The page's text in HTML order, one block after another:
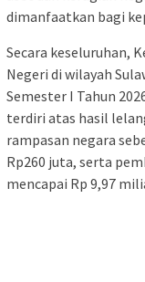
dimanfaatkan bagi
Secara keseluruhan,
Negeri di wilayah
Semester I Tahun
terdiri atas hasil
rampasan negara
Rp260 juta, serta
mencapai Rp 9,97